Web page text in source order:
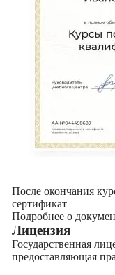
После окончания
сертификат
Подробнее о
Лицензия
Государственная
предоставляющая